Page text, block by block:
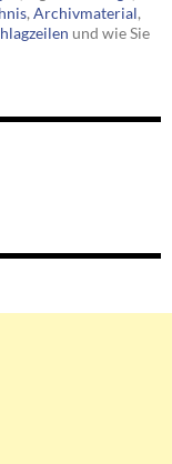
, Archivmaterial,
und wie Sie